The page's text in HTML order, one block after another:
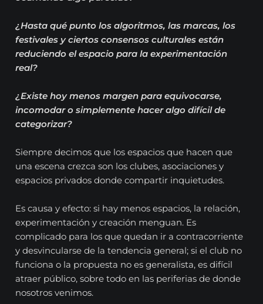
¿Hasta qué punto los algoritmos, las marcas, los
festivales y ciertos consensos culturales están
reduciendo el espacio para la experimentación
real?
¿Existe hoy menos margen para equivocarse,
incomodar o simplemente hacer algo difícil de
categorizar?
Siempre decimos que los espacios que hacen que
una escena crezca son los clubes, asociaciones y
espacios privados donde compartir inquietudes.
Es causa y efecto: si hay menos espacios, la relación,
experimentación y creación menguan. Es
complicado para los que quedan ir a contracorriente
y desvincularse de la tendencia general; si el club no
funciona o la propuesta no es generalista, es difícil
atraer público, sobre todo en las periferias de donde
nosotros venimos.